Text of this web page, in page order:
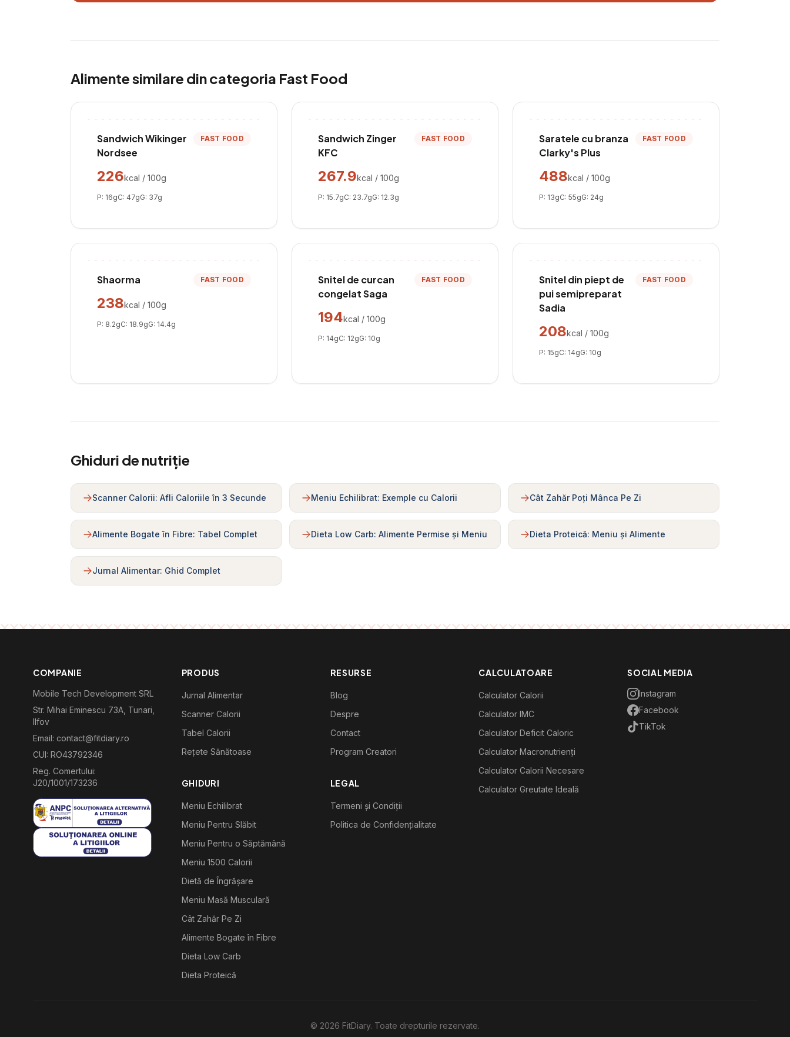
Alimente similare din categoria Fast Food
Sandwich Wikinger
Nordsee
FAST FOOD
226kcal / 100g
P: 16gC: 47gG: 37g
Sandwich Zinger
KFC
FAST FOOD
267.9kcal / 100g
P: 15.7gC: 23.7gG: 12.3g
Saratele cu branza
Clarky's Plus
FAST FOOD
488kcal / 100g
P: 13gC: 55gG: 24g
Shaorma FAST FOOD
238kcal / 100g
P: 8.2gC: 18.9gG: 14.4g
Snitel de curcan
congelat Saga
FAST FOOD
194kcal / 100g
P: 14gC: 12gG: 10g
Snitel din piept de
pui semipreparat
Sadia
FAST FOOD
208kcal / 100g
P: 15gC: 14gG: 10g
Ghiduri de nutriție
Scanner Calorii: Afli Caloriile în 3 Secunde Meniu Echilibrat: Exemple cu Calorii Cât Zahăr Poți Mânca Pe Zi
Alimente Bogate în Fibre: Tabel Complet Dieta Low Carb: Alimente Permise și Meniu Dieta Proteică: Meniu și Alimente
Jurnal Alimentar: Ghid Complet
COMPANIE
Mobile Tech Development SRL
Str. Mihai Eminescu 73A, Tunari,
Ilfov
Email: contact@fitdiary.ro
CUI: RO43792346
Reg. Comertului:
J20/1001/173236
PRODUS
Jurnal Alimentar
Scanner Calorii
Tabel Calorii
Rețete Sănătoase
GHIDURI
Meniu Echilibrat
Meniu Pentru Slăbit
Meniu Pentru o Săptămână
Meniu 1500 Calorii
Dietă de Îngrășare
Meniu Masă Musculară
Cât Zahăr Pe Zi
Alimente Bogate în Fibre
Dieta Low Carb
Dieta Proteică
RESURSE
Blog
Despre
Contact
Program Creatori
LEGAL
Termeni și Condiții
Politica de Confidențialitate
CALCULATOARE
Calculator Calorii
Calculator IMC
Calculator Deficit Caloric
Calculator Macronutrienți
Calculator Calorii Necesare
Calculator Greutate Ideală
SOCIAL MEDIA
Instagram
Facebook
TikTok
© 2026 FitDiary. Toate drepturile rezervate.